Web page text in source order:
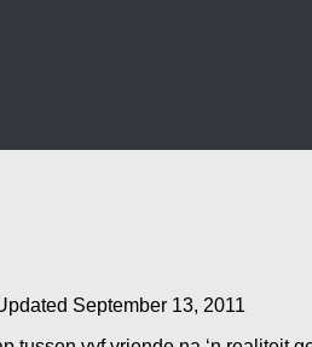
September 13, 2011